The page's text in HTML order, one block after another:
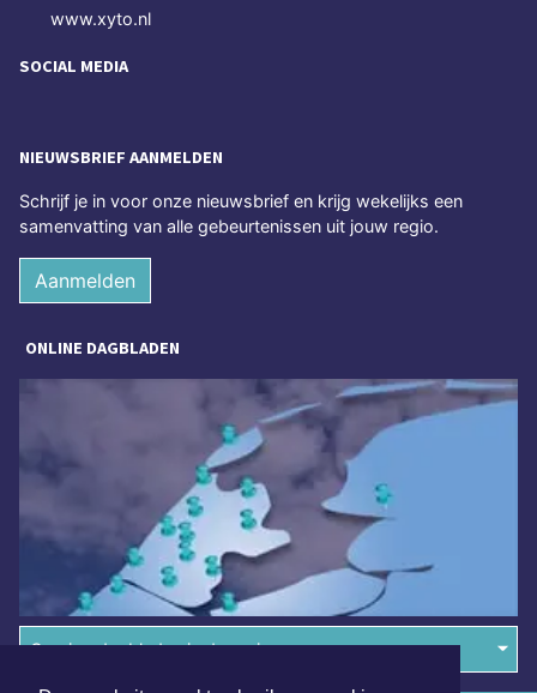
www.xyto.nl
SOCIAL MEDIA
NIEUWSBRIEF AANMELDEN
Schrijf je in voor onze nieuwsbrief en krijg wekelijks een
samenvatting van alle gebeurtenissen uit jouw regio.
Aanmelden
ONLINE DAGBLADEN
Overige dagbladen in de regio